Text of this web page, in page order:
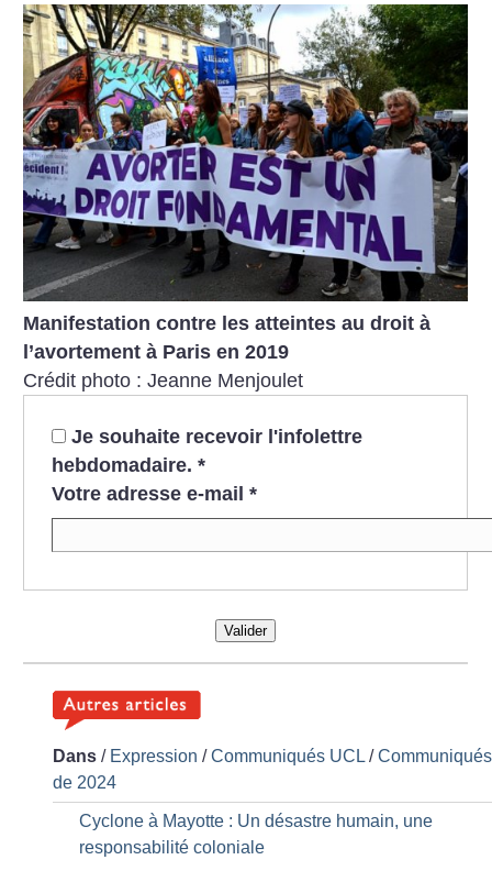
Manifestation contre les atteintes au droit à
l’avortement à Paris en 2019
Crédit photo : Jeanne Menjoulet
Je souhaite recevoir l'infolettre
hebdomadaire. *
Votre adresse e-mail *
Valider
Dans / Expression /Communiqués UCL /Communiqués
de 2024
Cyclone à Mayotte : Un désastre humain, une
responsabilité coloniale